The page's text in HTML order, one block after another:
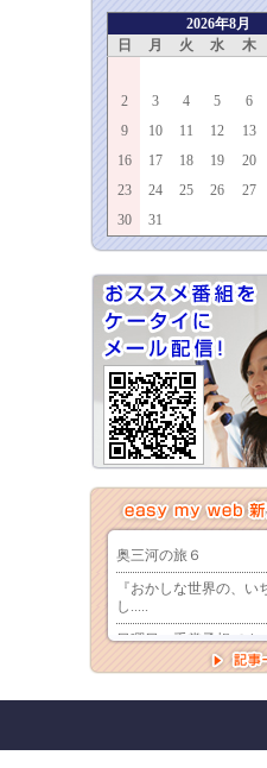
2026年8月
日
月 火 水 木
2
3 4 5 6
9
10 11 12 13
16
17 18 19 20
23
24 25 26 27
30
31